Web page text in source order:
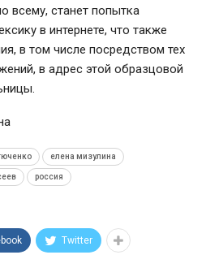
всему, станет попытка
в интернете, что также
в том числе посредством тех
в адрес этой образцовой
елена мизулина
россия
Twitter